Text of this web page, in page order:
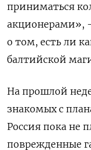
приниматься
акционерами», -
о том, есть ли
балтийской
На прошлой
знакомых с
Россия пока не
поврежденные